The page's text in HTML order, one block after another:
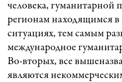
человека,
регионам находящимся
ситуациях, тем самым
международное
Во-вторых, все
являются